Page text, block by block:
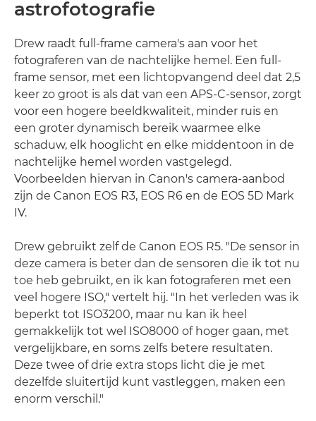
astrofotografie
Drew raadt full-frame camera's aan voor het
fotograferen van de nachtelijke hemel. Een full-
frame sensor, met een lichtopvangend deel dat 2,5
keer zo groot is als dat van een APS-C-sensor, zorgt
voor een hogere beeldkwaliteit, minder ruis en
een groter dynamisch bereik waarmee elke
schaduw, elk hooglicht en elke middentoon in de
nachtelijke hemel worden vastgelegd.
Voorbeelden hiervan in Canon's camera-aanbod
zijn de Canon EOS R3, EOS R6 en de EOS 5D Mark
IV.
Drew gebruikt zelf de Canon EOS R5. "De sensor in
deze camera is beter dan de sensoren die ik tot nu
toe heb gebruikt, en ik kan fotograferen met een
veel hogere ISO," vertelt hij. "In het verleden was ik
beperkt tot ISO3200, maar nu kan ik heel
gemakkelijk tot wel ISO8000 of hoger gaan, met
vergelijkbare, en soms zelfs betere resultaten.
Deze twee of drie extra stops licht die je met
dezelfde sluitertijd kunt vastleggen, maken een
enorm verschil."